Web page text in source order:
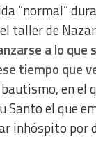
“normal”
taller de
a lo que
tiempo que
en el
Santo el que
inhóspito por